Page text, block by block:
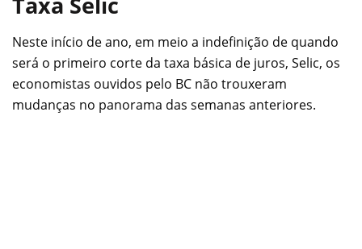
Neste início de ano, em meio a indefinição de quando
será o primeiro corte da taxa básica de juros, Selic, os
economistas ouvidos pelo BC não trouxeram
mudanças no panorama das semanas anteriores.